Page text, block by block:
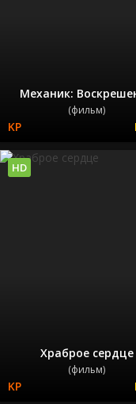
Механик:
(фильм)
Храброе сердце
(фильм)
HD